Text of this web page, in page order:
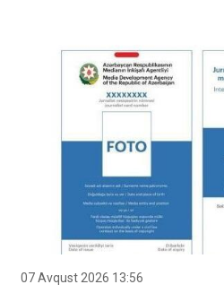
07 Avqust 2026 13:56